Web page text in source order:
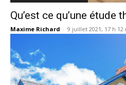
Qu’est ce qu’une étude
Maxime Richard - 9 juillet 2021, 17 h 12